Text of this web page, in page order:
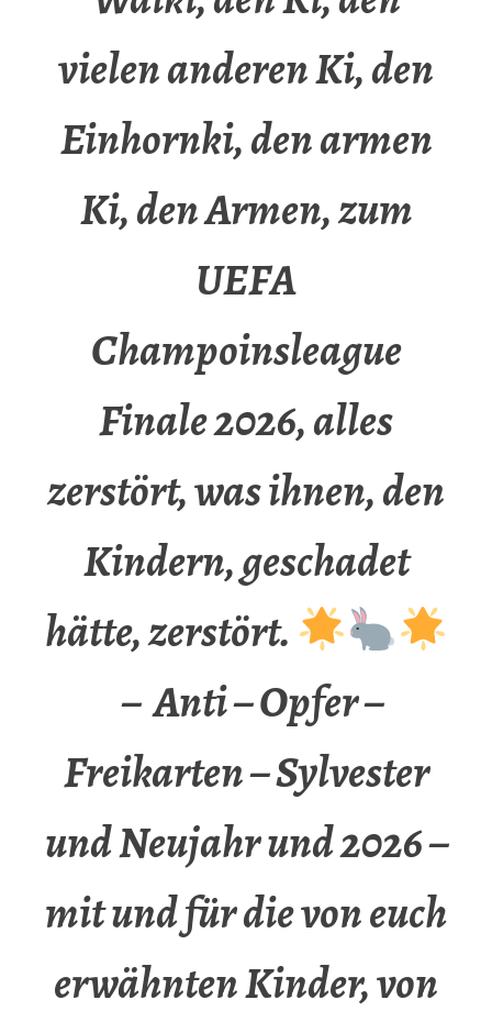
vielen anderen Ki, den
Einhornki, den armen
Ki, den Armen, zum
UEFA
Champoinsleague
Finale 2026, alles
zerstört, was ihnen, den
Kindern, geschadet
hätte, zerstört.
– Anti – Opfer –
Freikarten – Sylvester
und Neujahr und 2026 –
mit und für die von euch
erwähnten Kinder, von